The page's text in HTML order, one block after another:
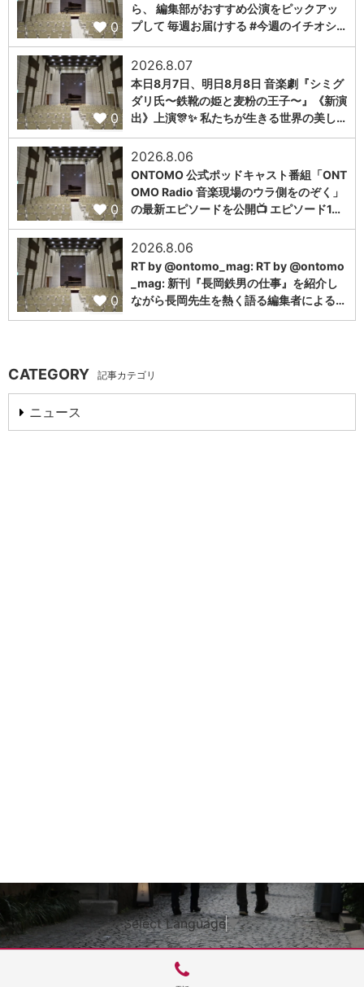
0
ら、 編集部がおすすめ公演をピックアッ
プして 毎週お届けする #今週のイチオシ…
0
2026.8.07
本日8月7日、明日8月8日 音楽劇『シミグ
ダリ氏〜鉄靴の姫と麦粉の王子〜』《新演
出》上演🎊✨ 私たちが生きる世界の美し…
0
2026.8.06
ONTOMO 公式ポッドキャスト番組「ONT
OMO Radio 音楽現場のウラ側をのぞく」
の最新エピソードを公開📺 エピソード1…
0
2026.8.06
RT by @ontomo_mag: RT by @ontomo
_mag: 新刊『長岡鉄男の仕事』を紹介し
ながら長岡先生を熱く語る編集者による…
CATEGORY 記事カテゴリ
ニュース
Select Language▼